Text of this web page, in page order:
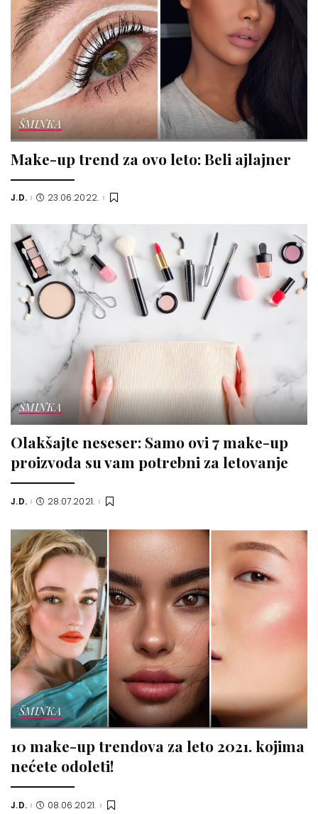
ŠMINKA
Make-up trend za ovo leto: Beli ajlajner
Posted
J.D. 23.06.2022.
ŠMINKA
Olakšajte neseser: Samo ovi 7 make-up
proizvoda su vam potrebni za letovanje
Posted
J.D. 28.07.2021.
ŠMINKA
10 make-up trendova za leto 2021. kojima
nećete odoleti!
Posted
J.D. 08.06.2021.